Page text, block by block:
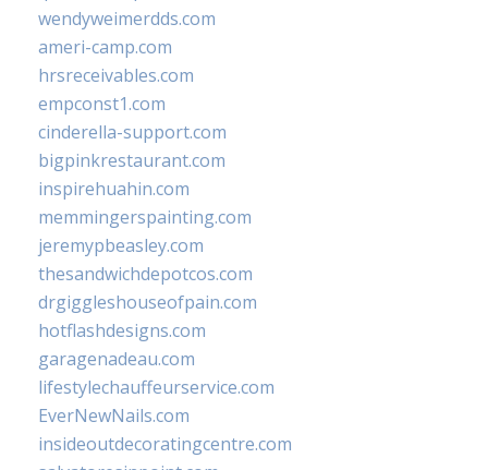
wendyweimerdds.com
ameri-camp.com
hrsreceivables.com
empconst1.com
cinderella-support.com
bigpinkrestaurant.com
inspirehuahin.com
memmingerspainting.com
jeremypbeasley.com
thesandwichdepotcos.com
drgiggleshouseofpain.com
hotflashdesigns.com
garagenadeau.com
lifestylechauffeurservice.com
EverNewNails.com
insideoutdecoratingcentre.com